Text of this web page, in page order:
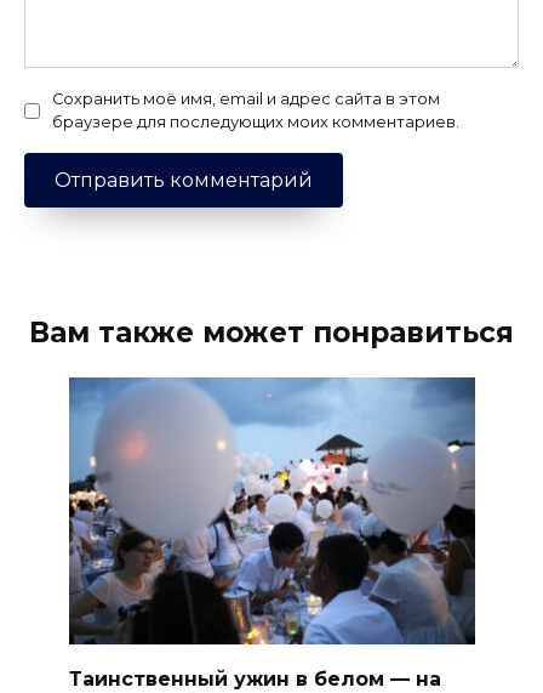
Сохранить моё имя, email и адрес сайта в этом
браузере для последующих моих комментариев.
Вам также может понравиться
Таинственный ужин в белом — на